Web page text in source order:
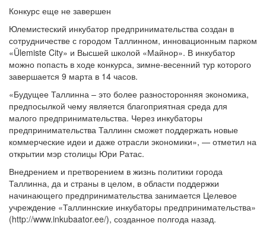
Конкурс еще не завершен
Юлемистеский инкубатор предпринимательства создан в
сотрудничестве с городом Таллинном, инновационным парком
«Ülemiste City» и Высшей школой «Майнор». В инкубатор
можно попасть в ходе конкурса, зимне-весенний тур которого
завершается 9 марта в 14 часов.
«Будущее Таллинна – это более разносторонняя экономика,
предпосылкой чему является благоприятная среда для
малого предпринимательства. Через инкубаторы
предпринимательства Таллинн сможет поддержать новые
коммерческие идеи и даже отрасли экономики», — отметил на
открытии мэр столицы Юри Ратас.
Внедрением и претворением в жизнь политики города
Таллинна, да и страны в целом, в области поддержки
начинающего предпринимательства занимается Целевое
учреждение «Таллиннские инкубаторы предпринимательства»
(http://www.inkubaator.ee/), созданное полгода назад.